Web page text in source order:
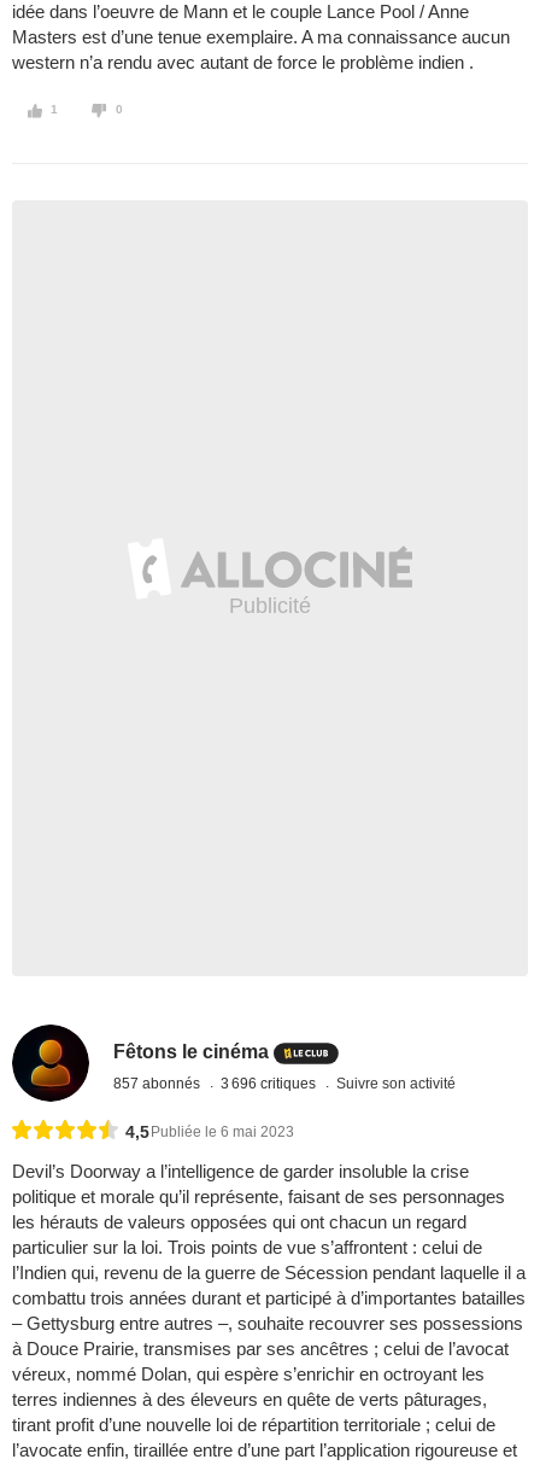
idée dans l’oeuvre de Mann et le couple Lance Pool / Anne
Masters est d’une tenue exemplaire. A ma connaissance aucun
western n’a rendu avec autant de force le problème indien .
1 0
Fêtons le cinéma
857 abonnés 3 696 critiques Suivre son activité
4,5 Publiée le 6 mai 2023
Devil’s Doorway a l’intelligence de garder insoluble la crise
politique et morale qu’il représente, faisant de ses personnages
les hérauts de valeurs opposées qui ont chacun un regard
particulier sur la loi. Trois points de vue s’affrontent : celui de
l’Indien qui, revenu de la guerre de Sécession pendant laquelle il a
combattu trois années durant et participé à d’importantes batailles
– Gettysburg entre autres –, souhaite recouvrer ses possessions
à Douce Prairie, transmises par ses ancêtres ; celui de l’avocat
véreux, nommé Dolan, qui espère s’enrichir en octroyant les
terres indiennes à des éleveurs en quête de verts pâturages,
tirant profit d’une nouvelle loi de répartition territoriale ; celui de
l’avocate enfin, tiraillée entre d’une part l’application rigoureuse et